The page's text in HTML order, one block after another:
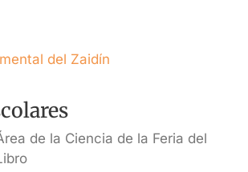
del Zaidín
de la Ciencia de la Feria del